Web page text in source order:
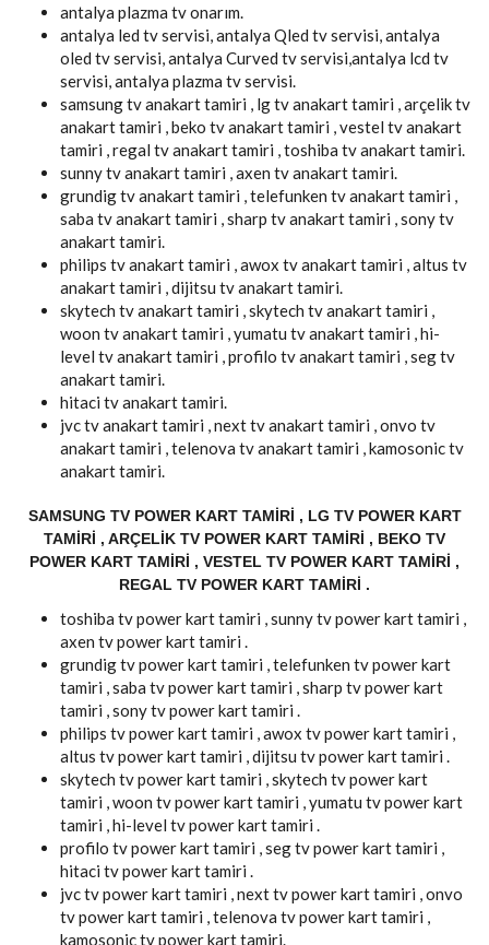
antalya plazma tv onarım.
antalya led tv servisi, antalya Qled tv servisi, antalya
oled tv servisi, antalya Curved tv servisi,antalya lcd tv
servisi, antalya plazma tv servisi.
samsung tv anakart tamiri , lg tv anakart tamiri , arçelik tv
anakart tamiri , beko tv anakart tamiri , vestel tv anakart
tamiri , regal tv anakart tamiri , toshiba tv anakart tamiri.
sunny tv anakart tamiri , axen tv anakart tamiri.
grundig tv anakart tamiri , telefunken tv anakart tamiri ,
saba tv anakart tamiri , sharp tv anakart tamiri , sony tv
anakart tamiri.
philips tv anakart tamiri , awox tv anakart tamiri , altus tv
anakart tamiri , dijitsu tv anakart tamiri.
skytech tv anakart tamiri , skytech tv anakart tamiri ,
woon tv anakart tamiri , yumatu tv anakart tamiri , hi-
level tv anakart tamiri , profilo tv anakart tamiri , seg tv
anakart tamiri.
hitaci tv anakart tamiri.
jvc tv anakart tamiri , next tv anakart tamiri , onvo tv
anakart tamiri , telenova tv anakart tamiri , kamosonic tv
anakart tamiri.
SAMSUNG TV POWER KART TAMIRI , LG TV POWER KART
TAMIRI , ARÇELIK TV POWER KART TAMIRI , BEKO TV
POWER KART TAMIRI , VESTEL TV POWER KART TAMIRI ,
REGAL TV POWER KART TAMIRI .
toshiba tv power kart tamiri , sunny tv power kart tamiri ,
axen tv power kart tamiri .
grundig tv power kart tamiri , telefunken tv power kart
tamiri , saba tv power kart tamiri , sharp tv power kart
tamiri , sony tv power kart tamiri .
philips tv power kart tamiri , awox tv power kart tamiri ,
altus tv power kart tamiri , dijitsu tv power kart tamiri .
skytech tv power kart tamiri , skytech tv power kart
tamiri , woon tv power kart tamiri , yumatu tv power kart
tamiri , hi-level tv power kart tamiri .
profilo tv power kart tamiri , seg tv power kart tamiri ,
hitaci tv power kart tamiri .
jvc tv power kart tamiri , next tv power kart tamiri , onvo
tv power kart tamiri , telenova tv power kart tamiri ,
kamosonic tv power kart tamiri.